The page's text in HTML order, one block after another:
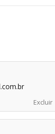
Excluir